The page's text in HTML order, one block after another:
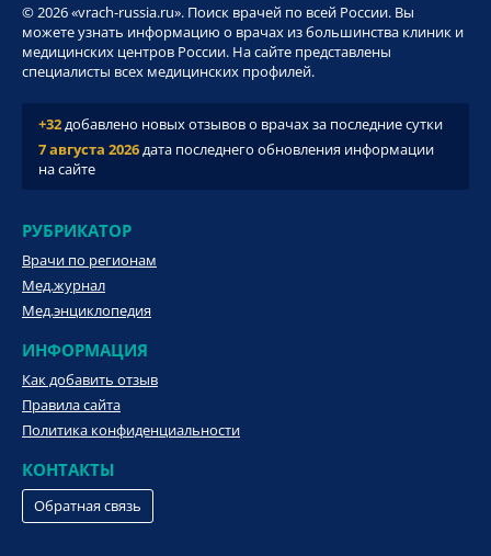
© 2026 «vrach-russia.ru». Поиск врачей по всей России. Вы
можете узнать информацию о врачах из большинства клиник и
медицинских центров России. На сайте представлены
специалисты всех медицинских профилей.
+32добавлено новых отзывов о врачах за последние сутки
7 августа 2026дата последнего обновления информации
на сайте
РУБРИКАТОР
Врачи по регионам
Мед.журнал
Мед.энциклопедия
ИНФОРМАЦИЯ
Как добавить отзыв
Правила сайта
Политика конфиденциальности
КОНТАКТЫ
Обратная связь